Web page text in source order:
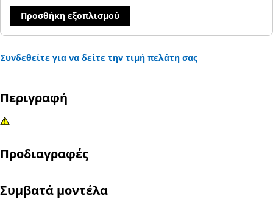
Προσθήκη εξοπλισμού
Συνδεθείτε για να δείτε την τιμή πελάτη σας
Περιγραφή
Προδιαγραφές
Συμβατά μοντέλα